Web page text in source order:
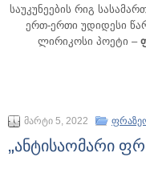
საუკუნეების რიგ
ერთ-ერთი უდიდესი
ლირიკოსი პოეტი –
მარტი 5, 2022
„ანტისაომარი